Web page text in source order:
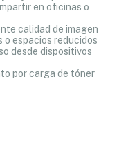
en oficinas o
calidad de imagen
o espacios reducidos
desde dispositivos
por carga de tóner